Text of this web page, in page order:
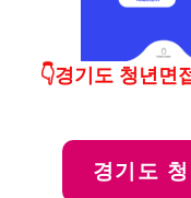
👇경기도 청년면
경기도